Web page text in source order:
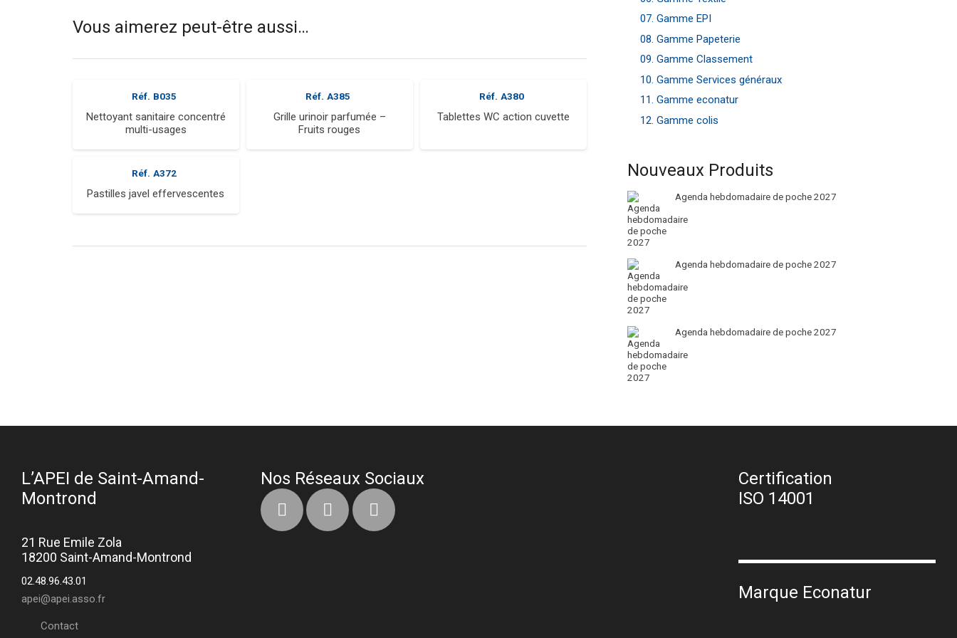
Vous aimerez peut-être aussi…
Réf. B035
Nettoyant sanitaire concentré
multi-usages
Réf. A385
Grille urinoir parfumée –
Fruits rouges
Réf. A380
Tablettes WC action cuvette
Réf. A372
Pastilles javel effervescentes
07. Gamme EPI
08. Gamme Papeterie
09. Gamme Classement
10. Gamme Services généraux
11. Gamme econatur
12. Gamme colis
Nouveaux Produits
Agenda hebdomadaire de poche 2027
Agenda hebdomadaire de poche 2027
Agenda hebdomadaire de poche 2027
L’APEI de Saint-Amand-
Montrond
21 Rue Emile Zola
18200 Saint-Amand-Montrond
02.48.96.43.01
apei@apei.asso.fr
Contact
Nos Réseaux Sociaux
Certification
ISO 14001
Marque Econatur